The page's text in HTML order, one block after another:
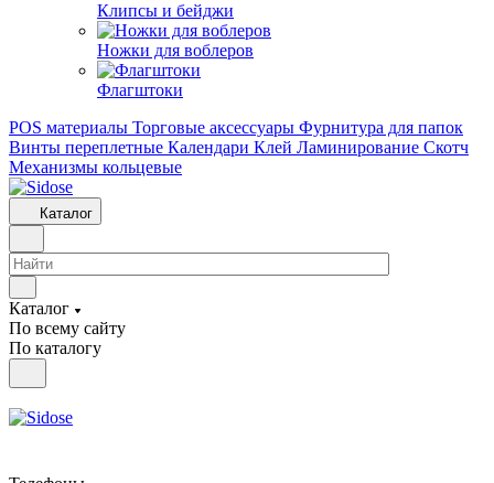
Клипсы и бeйджи
Ножки для воблеров
Флагштоки
POS материалы Торговые аксессуары Фурнитура для папок
Винты переплетные Календари Клей Ламинирование Скотч
Механизмы кольцевые
Каталог
Каталог
По всему сайту
По каталогу